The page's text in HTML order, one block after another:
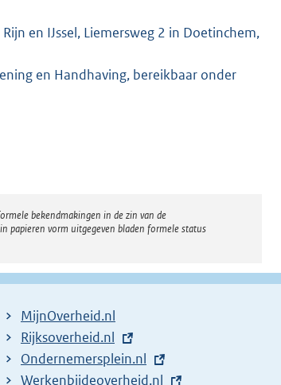
en IJssel, Liemersweg 2 in Doetinchem,
en Handhaving, bereikbaar onder
bekendmakingen in de zin van de
papieren vorm uitgegeven bladen formele status
MijnOverheid.nl
E
x
t
Rijksoverheid.nl
E
x
Ondernemersplein.nl
E
Werkenbijdeoverheid.nl